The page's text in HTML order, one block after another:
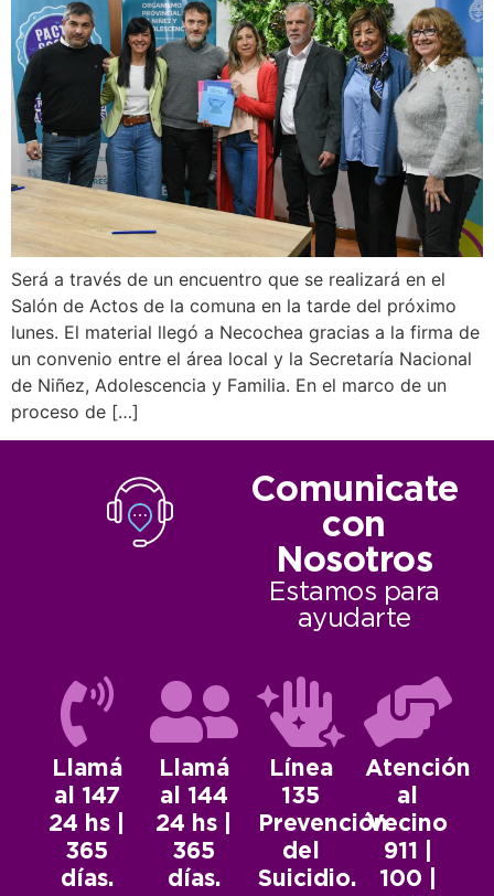
Será a través de un encuentro que se realizará en el
Salón de Actos de la comuna en la tarde del próximo
lunes. El material llegó a Necochea gracias a la firma de
un convenio entre el área local y la Secretaría Nacional
de Niñez, Adolescencia y Familia. En el marco de un
proceso de […]
Comunicate
con
Nosotros
Estamos para
ayudarte
Llamá
al 147
24 hs |
365
días.
Llamá
al 144
24 hs |
365
días.
Línea
135
Prevención
del
Suicidio.
Atención
al
Vecino
911 |
100 |